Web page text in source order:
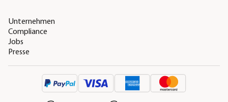
Unternehmen
Compliance
Jobs
Presse